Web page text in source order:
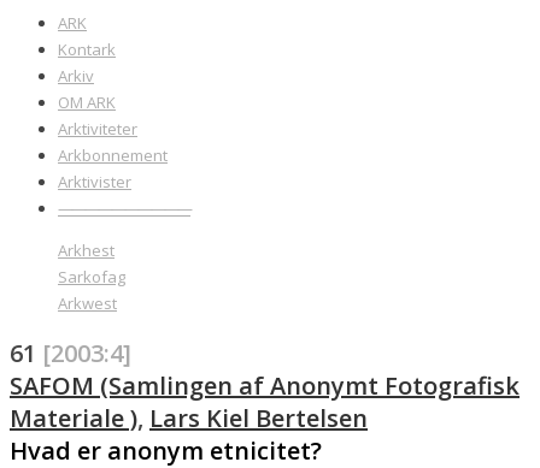
ARK
Kontark
Arkiv
OM ARK
Arktiviteter
Arkbonnement
Arktivister
——————————
Arkhest
Sarkofag
Arkwest
61 [2003:4]
SAFOM (Samlingen af Anonymt Fotografisk
Materiale ), Lars Kiel Bertelsen
Hvad er anonym etnicitet?